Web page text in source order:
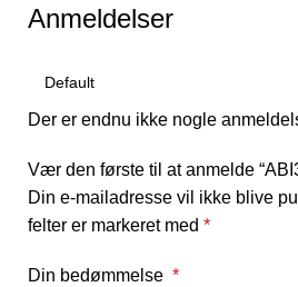
Anmeldelser
Der er endnu ikke nogle
Vær den første til at anmelde
Din e-mailadresse vil ikke blive
felter er markeret med *
Din bedømmelse *